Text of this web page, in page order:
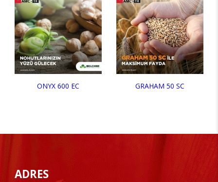
ONYX 600 EC GRAHAM 50 SC
ADRES